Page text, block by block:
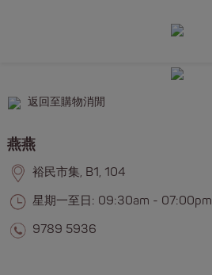
返回至購物消閒
燕燕
裕民市集, B1, 104
星期一至日: 09:30am - 07:00pm
9789 5936